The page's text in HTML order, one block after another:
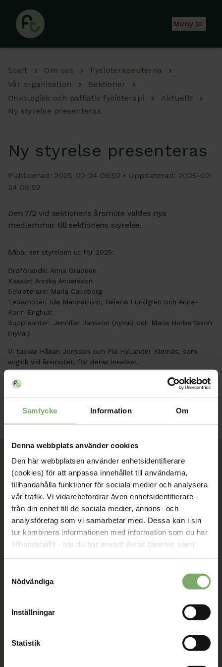
Samtycke Information Om
Denna webbplats använder cookies
Den här webbplatsen använder enhetsidentifierare
(cookies) för att anpassa innehållet till användarna,
tillhandahålla funktioner för sociala medier och analysera
vår trafik. Vi vidarebefordrar även enhetsidentifierare -
från din enhet till de sociala medier, annons- och
analysföretag som vi samarbetar med. Dessa kan i sin
tur kombinera informationen med information som du har
tillhandahållit - när du har använt deras tjänster, samt
området. Du godkänner våra cookies vid fortsatt
Nödvändiga
Inställningar
Statistik
Meny
Start Om oss
Fysioterapeuterna
Vår organisation
Sektioner
Onkologisk och palliativ fysioterapi
Aktuellt
Ny styrelse presenteras
Ny styrelse presenteras
Publicerad: 2025-02-24 09:52 • Uppdaterad: 2025-02-
24 09:52
Den 7/2 vid sektionens årsmöte valdes nya
medlemmar till sektionens styrelse.
Såhär ser styrelsen ut för 2025:
Ordförande: Anna Gradeen
Kassör: Annika Andersson
Sekreterare: Maria Calleberg
Ledamöter: Ida Malmström, Helena Lundgren och Anna-
Karin Enghult
Suppleanter: Jennifer Jansson (nyval) och Maria Herbertsson
(nyval)
Vi tackar Håkan Jonsson och Pia Hyllander Klernäs, som
avgick vid årsmötet, för deras insatser.
Nyhet
Tillsammans rör vi oss framåt. Du är en viktig del
av vår rörelse.
Bli medlem
Välkommen att kontakta oss. Här hittar du kontaktvägar
Kontaktuppgifter